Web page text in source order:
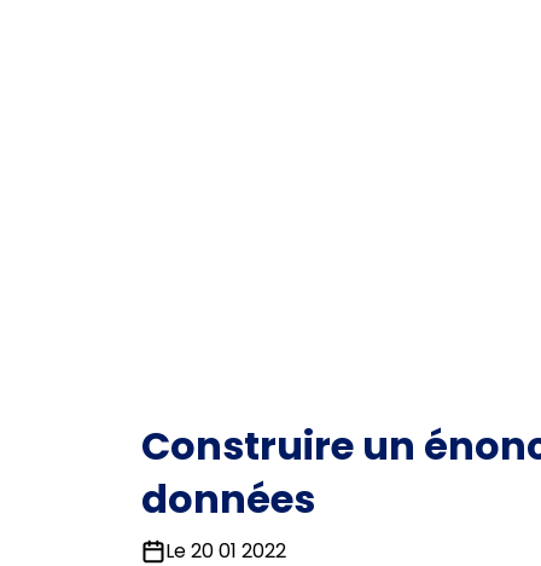
Construire un
données
Le 20 01 2022